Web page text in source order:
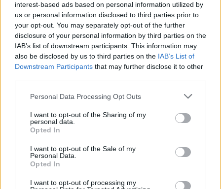
interest-based ads based on personal information utilized by
us or personal information disclosed to third parties prior to
your opt-out. You may separately opt-out of the further
disclosure of your personal information by third parties on the
IAB’s list of downstream participants. This information may
also be disclosed by us to third parties on the IAB’s List of
Downstream Participants that may further disclose it to other
Personal Data Processing Opt Outs
I want to opt-out of the Sharing of my
personal data.
Opted In
I want to opt-out of the Sale of my
Personal Data.
Opted In
I want to opt-out of processing my
Ροή ειδήσεων Δημοφιλή
06:21
Αργία 15ης Αυγούστου: Πώς θα αμειφθούν όσοι
05:38
Τρόμος στην Μποτσουάνα: Εξαγριωμένος ιπποπόταμος
καταδιώκει τουρίστες
04:42
e-ΕΦΚΑ – ΔΥΠΑ: Ο «χάρτης» πληρωμών έως 14